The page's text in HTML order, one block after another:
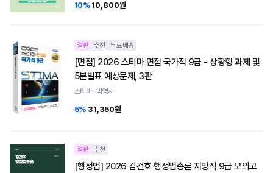
10% 10,800원
절판 추천 무료배송
[면접] 2026 스티마 면접 국가직 9급 - 상황형 과제 및
5분발표 예상문제, 3판
스티마 · 박영사
5% 31,350원
절판 추천
[행정법] 2026 김건호 행정법총론 지방직 9급 모의고